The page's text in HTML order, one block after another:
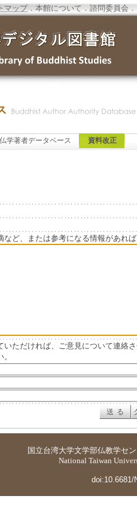
マップ．本館について ．諮問委員会 ．
仏学著者データベース 資料改正
など、または参考になる情報があれ
いただければ、ご意見について連絡
国立台湾大学文学部仏教学セ
National Taiwan
doi:10.6681/